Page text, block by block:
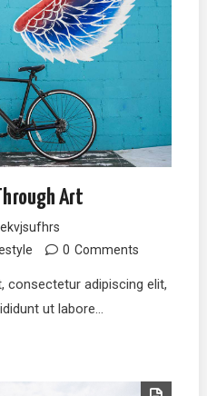
Art
0 Comments
consectetur adipiscing elit,
ut labore…